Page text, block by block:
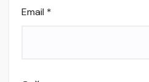
Email *